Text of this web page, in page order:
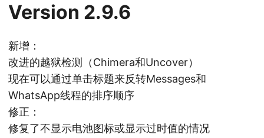
Version 2.9.6
新增：
改进的越狱检测（Chimera和Uncover）
现在可以通过单击标题来反转Messages和
WhatsApp线程的排序顺序
修正：
修复了不显示电池图标或显示过时值的情况